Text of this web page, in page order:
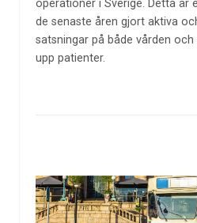
operationer i Sverige. Detta är
de senaste åren gjort aktiva
satsningar på både vården
upp patienter.